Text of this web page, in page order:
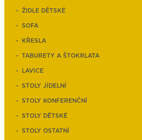
ŽIDLE DĚTSKÉ
SOFA
KŘESLA
TABURETY A ŠTOKRLATA
LAVICE
STOLY JÍDELNÍ
STOLY KONFERENČNÍ
STOLY DĚTSKÉ
STOLY OSTATNÍ